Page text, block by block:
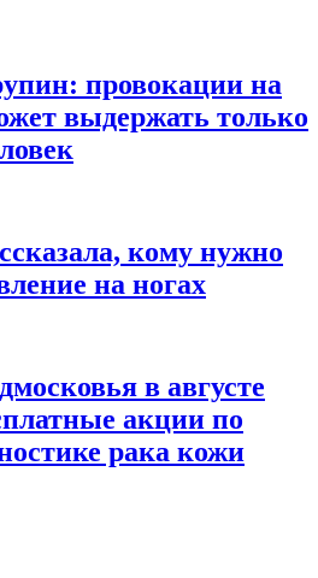
провокации на
выдержать только
кому нужно
на ногах
в августе
акции по
рака кожи